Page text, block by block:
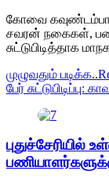
கோவை
சவரன் நகைகள்,
சுட்டுபிடித்தாக
முழுவதும் படிக்க..
பேர்